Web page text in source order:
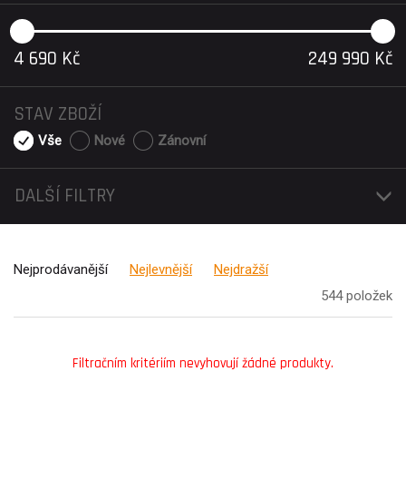
4 690 Kč 249 990 Kč
STAV ZBOŽÍ
Vše Nové Zánovní
DALŠÍ FILTRY
Nejprodávanější Nejlevnější
Nejdražší
544 položek
Filtračním kritériím nevyhovují žádné produkty.